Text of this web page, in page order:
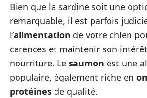
Bien que la sardine soit une
remarquable, il est parfois
l’alimentation de votre chien
carences et maintenir son
nourriture. Le saumon est une
populaire, également riche en
protéines de qualité.